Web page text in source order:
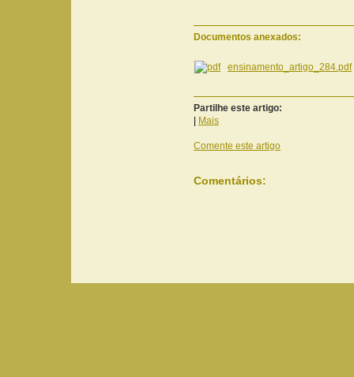
Documentos anexados:
ensinamento_artigo_284.pdf
Partilhe este artigo:
Mais
Comente este artigo
Comentários: